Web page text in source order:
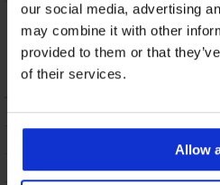
our social media, advertising
may combine it with other
provided to them or that
of their services.
Allow
Черни бамбукови
боксерки с по-
дълъг крачол
16,99 €
ОПИСАНИЕ
СМЯНА